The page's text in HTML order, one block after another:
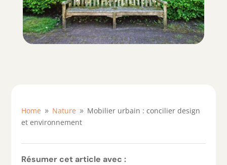
Home 9 Nature 9 Mobilier urbain : concilier design
et environnement
Résumer cet article avec :